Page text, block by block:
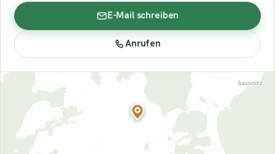
E-Mail schreiben
Anrufen